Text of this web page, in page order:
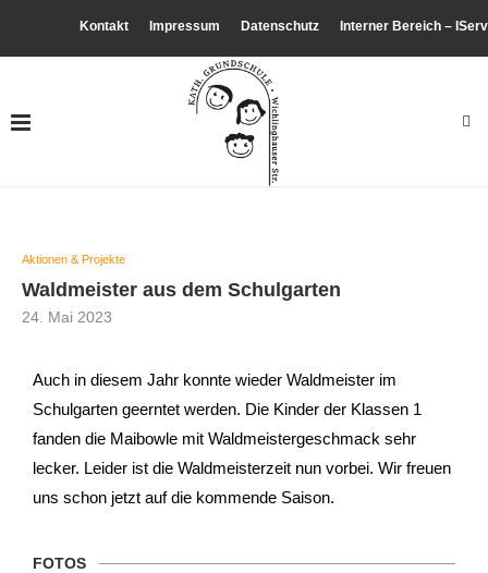
Kontakt Impressum Datenschutz Interner Bereich – IServ
Aktionen & Projekte
Waldmeister aus dem Schulgarten
24. Mai 2023
Auch in diesem Jahr konnte wieder Waldmeister im
Schulgarten geerntet werden. Die Kinder der Klassen 1
fanden die Maibowle mit Waldmeistergeschmack sehr
lecker. Leider ist die Waldmeisterzeit nun vorbei. Wir freuen
uns schon jetzt auf die kommende Saison.
FOTOS